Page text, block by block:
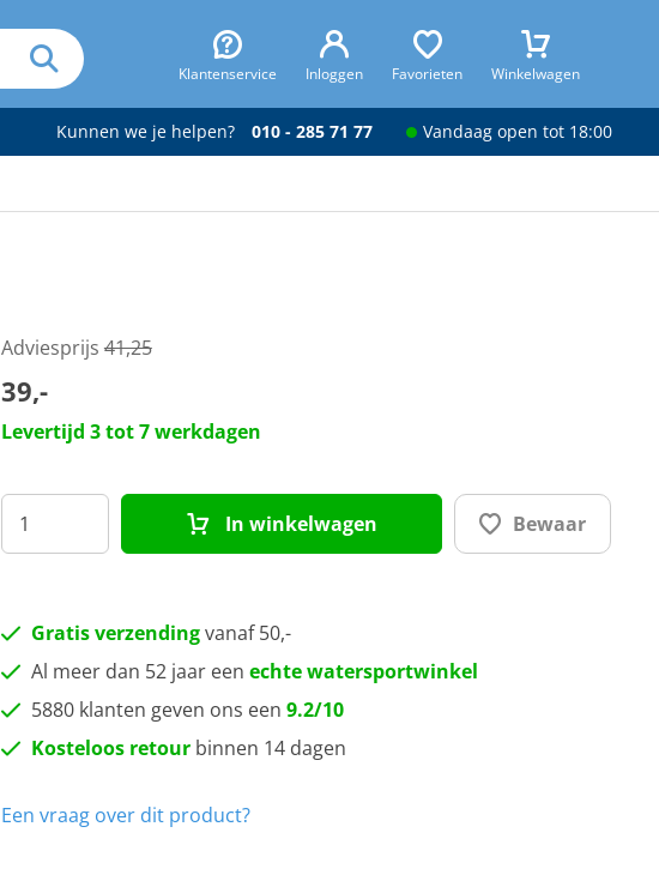
Klantenservice Inloggen Favorieten Winkelwagen
Kunnen we je helpen? 010 - 285 71 77 Vandaag open tot 18:00
Adviesprijs41,25
39,-
Levertijd 3 tot 7 werkdagen
In winkelwagen Bewaar
Gratis verzendingvanaf 50,-
Al meer dan 52 jaar een echte watersportwinkel
5880 klanten geven ons een 9.2/10
Kosteloos retourbinnen 14 dagen
Een vraag over dit product?